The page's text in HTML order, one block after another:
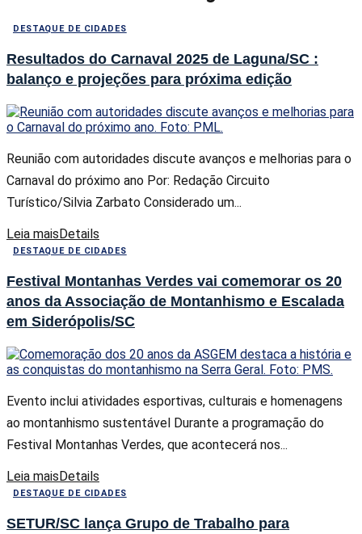
DESTAQUE DE CIDADES
Resultados do Carnaval 2025 de Laguna/SC :
balanço e projeções para próxima edição
Reunião com autoridades discute avanços e melhorias para o
Carnaval do próximo ano Por: Redação Circuito
Turístico/Silvia Zarbato Considerado um...
Leia maisDetails
DESTAQUE DE CIDADES
Festival Montanhas Verdes vai comemorar os 20
anos da Associação de Montanhismo e Escalada
em Siderópolis/SC
Evento inclui atividades esportivas, culturais e homenagens
ao montanhismo sustentável Durante a programação do
Festival Montanhas Verdes, que acontecerá nos...
Leia maisDetails
DESTAQUE DE CIDADES
SETUR/SC lança Grupo de Trabalho para